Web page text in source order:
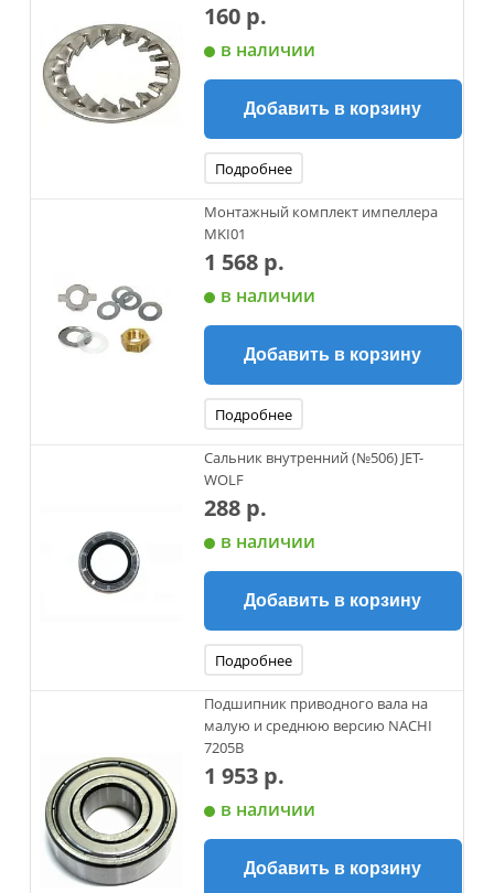
160 р.
в наличии
Добавить в корзину
Подробнее
Монтажный комплект импеллера
MKI01
1 568 р.
в наличии
Добавить в корзину
Подробнее
Сальник внутренний (№506) JET-
WOLF
288 р.
в наличии
Добавить в корзину
Подробнее
Подшипник приводного вала на
малую и среднюю версию NACHI
7205B
1 953 р.
в наличии
Добавить в корзину